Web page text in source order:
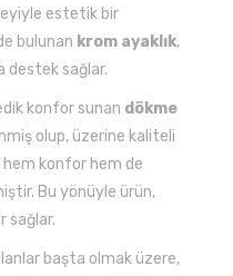
estetik bir
bulunan krom ayaklık,
destek sağlar.
konfor sunan dökme
olup, üzerine kaliteli
konfor hem de
Bu yönüyle ürün,
sağlar.
başta olmak üzere,